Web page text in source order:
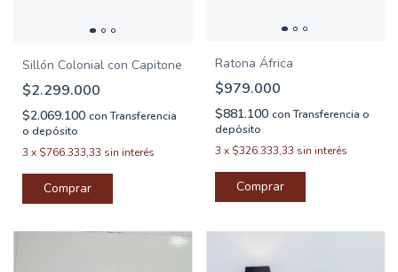
Sillón Colonial con Capitone
$2.299.000
$2.069.100 con Transferencia
o depósito
3 x $766.333,33 sin interés
Ratona África
$979.000
$881.100 con Transferencia o
depósito
3 x $326.333,33 sin interés
Comprar